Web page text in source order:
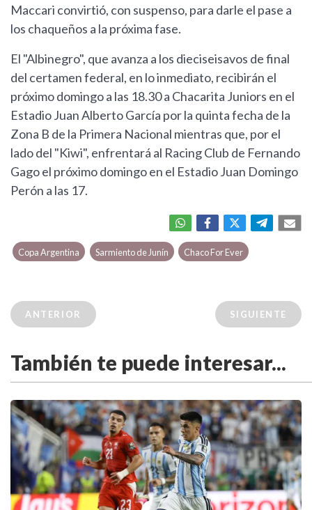
Maccari convirtió, con suspenso, para darle el pase a
los chaqueños a la próxima fase.
El "Albinegro", que avanza a los dieciseisavos de final
del certamen federal, en lo inmediato, recibirán el
próximo domingo a las 18.30 a Chacarita Juniors en el
Estadio Juan Alberto García por la quinta fecha de la
Zona B de la Primera Nacional mientras que, por el
lado del "Kiwi", enfrentará al Racing Club de Fernando
Gago el próximo domingo en el Estadio Juan Domingo
Perón a las 17.
Copa Argentina Sarmiento de Junín Chaco For Ever
ANTERIOR SIGUIENTE
También te puede interesar...